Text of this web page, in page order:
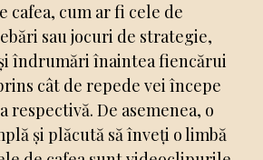
cafea, cum ar fi cele de
sau jocuri de strategie,
îndrumări înaintea fiencărui
cât de repede vei începe
respectivă. De asemenea, o
și plăcută să înveți o limbă